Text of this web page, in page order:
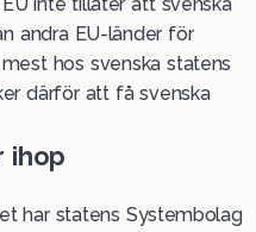
andra EU-länder för
hos svenska statens
därför att få svenska
ihop
har statens Systembolag